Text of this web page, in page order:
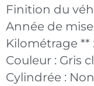
Finition du
Année de
Kilométrage ** :
Couleur : Gris
Cylindrée :